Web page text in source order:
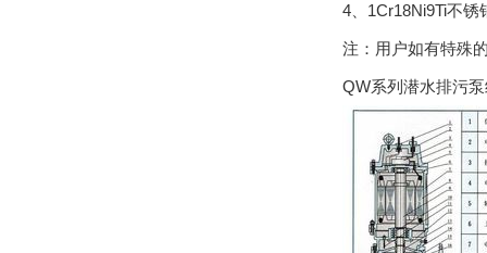
4、1Cr18Ni9Ti不
注：用户如有特殊
QW系列潜水排污